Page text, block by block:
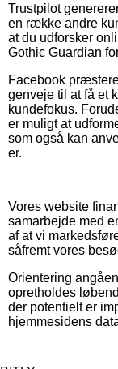
Trustpilot
en række andre
at du udforsker
Gothic Guardian
Facebook
genveje til at få et
kundefokus.
er muligt at
som også kan
er.
Vores website
samarbejde med
af at vi
såfremt vores
Orientering
opretholdes
der potentielt er
hjemmesidens